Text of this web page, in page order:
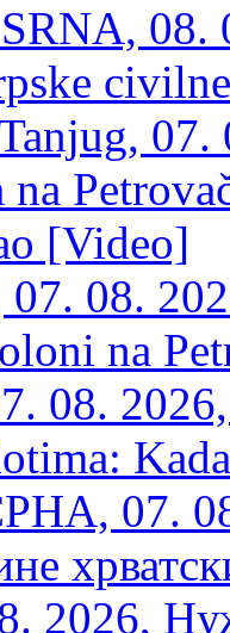
[Video]
08.
na
08.
07.
2026,